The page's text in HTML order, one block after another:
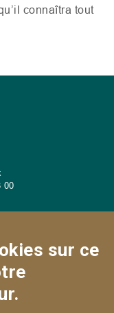
connaîtra tout
00
sur ce